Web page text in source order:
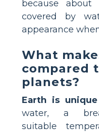
because
covered by
appearance
What
compared
planets?
Earth is unique
water, a
suitable